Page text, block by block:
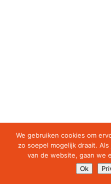
We gebruiken cookies om
zo soepel mogelijk draait.
van de website, gaan we
Ok